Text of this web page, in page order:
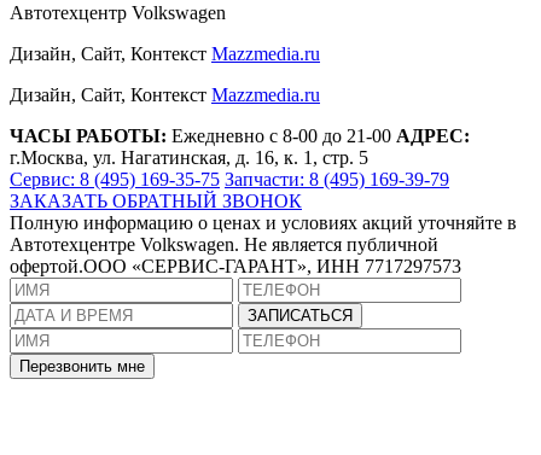
Автотехцентр Volkswagen
Дизайн, Сайт, Контекст Mazzmedia.ru
Дизайн, Сайт, Контекст Mazzmedia.ru
ЧАСЫ РАБОТЫ: Ежедневно с 8-00 до 21-00 АДРЕС:
г.Москва, ул. Нагатинская, д. 16, к. 1, стр. 5
Сервис: 8 (495) 169-35-75 Запчасти: 8 (495) 169-39-79
ЗАКАЗАТЬ ОБРАТНЫЙ ЗВОНОК
Полную информацию о ценах и условиях акций уточняйте в
Автотехцентре Volkswagen. Не является публичной
офертой.ООО «СЕРВИС-ГАРАНТ», ИНН 7717297573